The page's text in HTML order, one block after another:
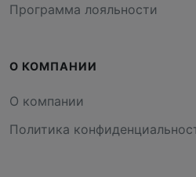
Программа лояльности
О КОМПАНИИ
О компании
Политика